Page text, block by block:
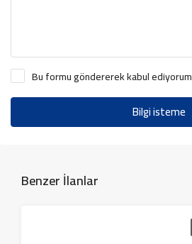
Bu formu göndererek kabul ediyorum
Bilgi isteme
Benzer İlanlar